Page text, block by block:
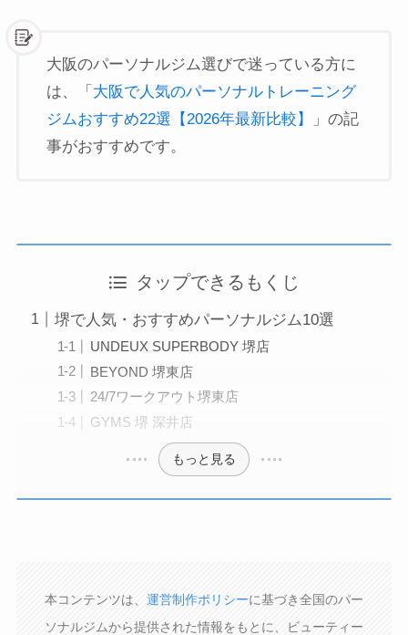
大阪のパーソナルジム選びで迷っている方に
は、「 大阪で人気のパーソナルトレーニング
ジムおすすめ22選【2026年最新比較】
」の記
事がおすすめです。
タップできるもくじ
堺で人気・おすすめパーソナルジム10選
UNDEUX SUPERBODY 堺店
BEYOND 堺東店
24/7ワークアウト堺東店
GYMS 堺 深井店
もっと見る
本コンテンツは、 運営制作ポリシーに基づき全国のパー
ソナルジムから提供された情報をもとに、ビューティー